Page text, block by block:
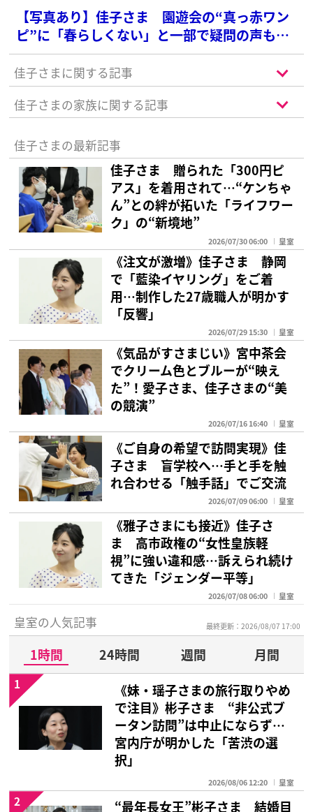
【写真あり】佳子さま 園遊会の“真っ赤ワン
ピ”に「春らしくない」と一部で疑問の声も…
貫かれる「赤好き」の深い理由
佳子さまに関する記事
佳子さまの家族に関する記事
佳子さまの最新記事
佳子さま 贈られた「300円ピ
アス」を着用されて…“ケンちゃ
ん”との絆が拓いた「ライフワー
ク」の“新境地”
2026/07/30 06:00 皇室
《注文が激増》佳子さま 静岡
で「藍染イヤリング」をご着
用…制作した27歳職人が明かす
「反響」
2026/07/29 15:30 皇室
《気品がすさまじい》宮中茶会
でクリーム色とブルーが“映え
た”！愛子さま、佳子さまの“美
の競演”
2026/07/16 16:40 皇室
《ご自身の希望で訪問実現》佳
子さま 盲学校へ…手と手を触
れ合わせる「触手話」でご交流
2026/07/09 06:00 皇室
《雅子さまにも接近》佳子さ
ま 高市政権の“女性皇族軽
視”に強い違和感…訴えられ続け
てきた「ジェンダー平等」
2026/07/08 06:00 皇室
皇室の人気記事 最終更新：2026/08/07 17:00
1時間 24時間 週間
月間
《妹・瑶子さまの旅行取りやめ
で注目》彬子さま “非公式ブ
ータン訪問”は中止にならず…
宮内庁が明かした「苦渋の選
択」
2026/08/06 12:20 皇室
1
“最年長女王”彬子さま 結婚目
2